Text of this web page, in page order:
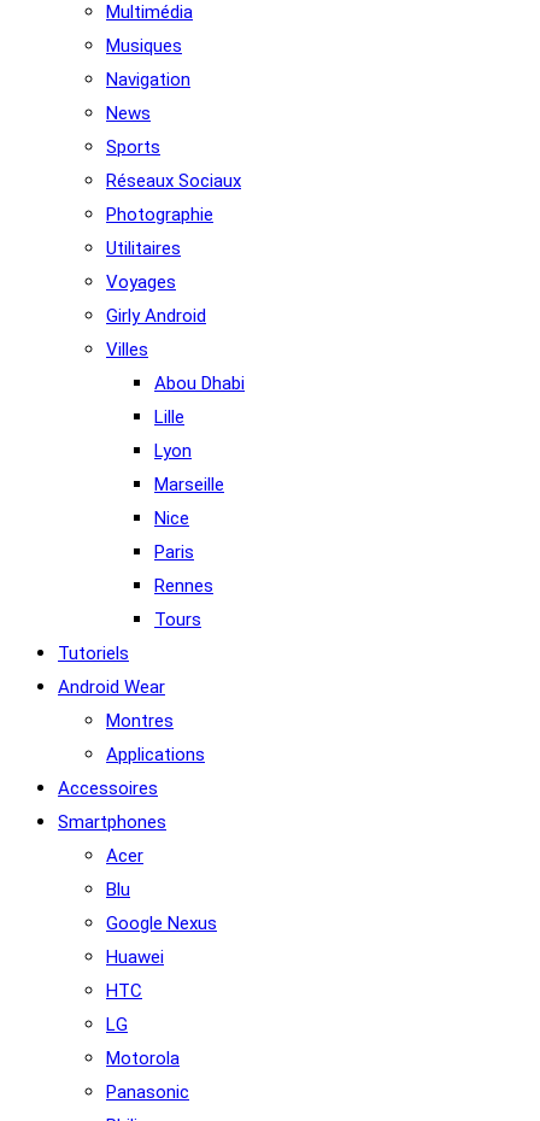
Multimédia
Musiques
Navigation
News
Sports
Réseaux Sociaux
Photographie
Utilitaires
Voyages
Girly Android
Villes
Abou Dhabi
Lille
Lyon
Marseille
Nice
Paris
Rennes
Tours
Tutoriels
Android Wear
Montres
Applications
Accessoires
Smartphones
Acer
Blu
Google Nexus
Huawei
HTC
LG
Motorola
Panasonic